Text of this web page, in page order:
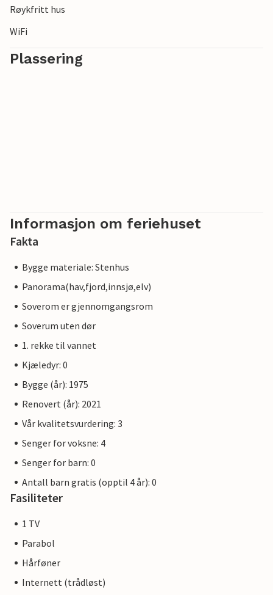
Røykfritt hus
WiFi
Plassering
Informasjon om feriehuset
Fakta
Bygge materiale: Stenhus
Panorama(hav,fjord,innsjø,elv)
Soverom er gjennomgangsrom
Soverum uten dør
1. rekke til vannet
Kjæledyr: 0
Bygge (år): 1975
Renovert (år): 2021
Vår kvalitetsvurdering: 3
Senger for voksne: 4
Senger for barn: 0
Antall barn gratis (opptil 4 år): 0
Fasiliteter
1 TV
Parabol
Hårføner
Internett (trådløst)